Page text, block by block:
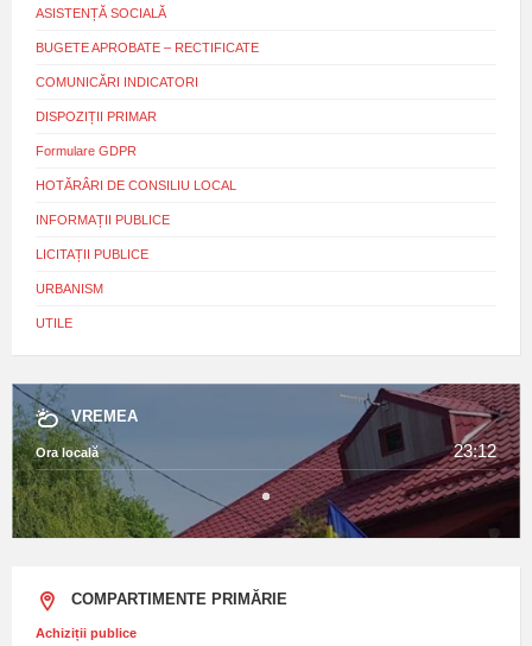
ASISTENȚĂ SOCIALĂ
BUGETE APROBATE – RECTIFICATE
COMUNICĂRI INDICATORI
DISPOZIȚII PRIMAR
Formulare GDPR
HOTĂRÂRI DE CONSILIU LOCAL
INFORMAȚII PUBLICE
LICITAȚII PUBLICE
URBANISM
UTILE
VREMEA
Ora locală 23:12
COMPARTIMENTE PRIMĂRIE
Achiziții publice